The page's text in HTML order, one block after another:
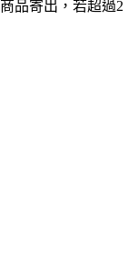
品寄出，若超過2